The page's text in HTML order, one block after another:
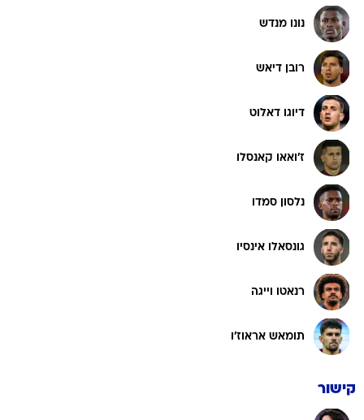
נונו מנדש
רובן דיאש
דיוגו דאלוט
ז'ואאו קאנסלו
נלסון סמדו
גונסאלו אינסיו
רנאטו וייגה
תומאש אראוז'ו
קישור